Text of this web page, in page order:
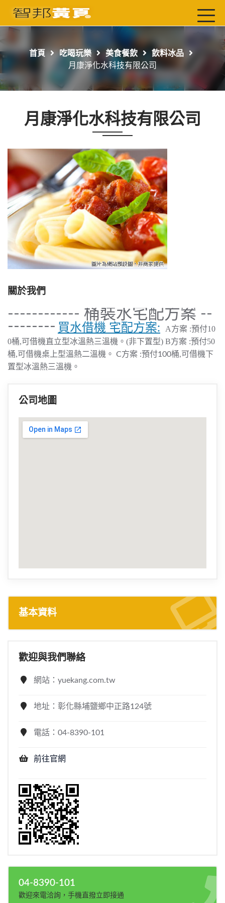
首頁
工商服務
免費刊登
聯絡我們
首頁 吃喝玩樂 美食餐飲
飲料冰品
月康淨化水科技有限公司
月康淨化水科技有限公司
關於我們
------------ 桶裝水宅配方案 --
-------- 買水借機 宅配方案:
A方案 :預付10
0桶,可借機直立型冰溫熱三溫機。(非下置型) B方案 :預付50
桶,可借機桌上型溫熱二溫機。 C方案 :預付100桶,可借機下
置型冰溫熱三溫機。
公司地圖
基本資料
歡迎與我們聯絡
網站：yuekang.com.tw
地址：彰化縣埔鹽鄉中正路124號
電話：04-8390-101
前往官網
04-8390-101
歡迎來電洽詢，手機直撥立即接通